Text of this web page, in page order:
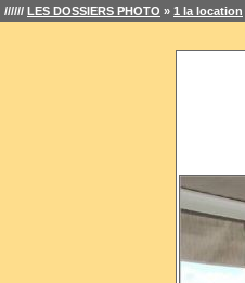
////// LES DOSSIERS PHOTO » 1 la location